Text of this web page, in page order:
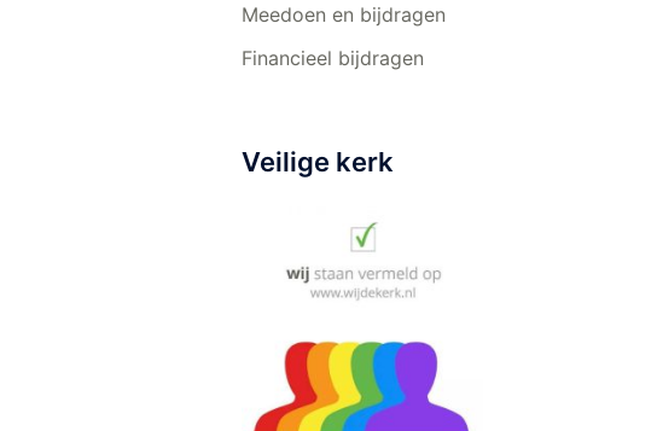
Meedoen en bijdragen
Financieel bijdragen
Veilige kerk